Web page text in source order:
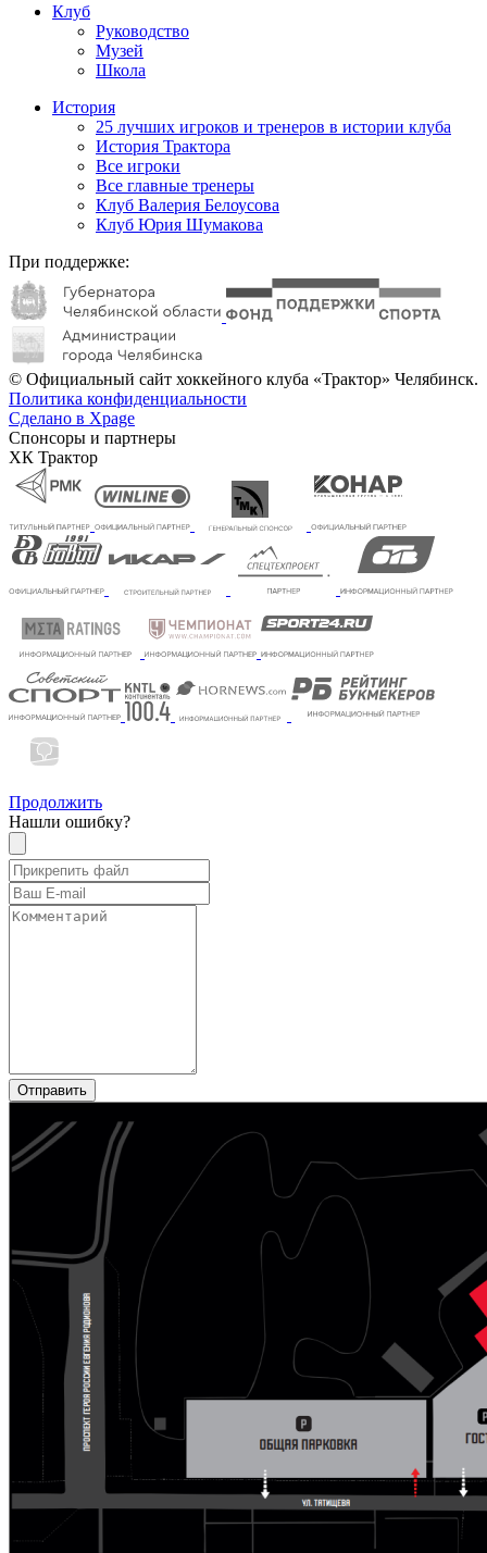
Клуб
Руководство
Музей
Школа
История
25 лучших игроков и тренеров в истории клуба
История Трактора
Все игроки
Все главные тренеры
Клуб Валерия Белоусова
Клуб Юрия Шумакова
При поддержке:
© Официальный сайт хоккейного клуба «Трактор» Челябинск.
Политика конфиденциальности
Сделано в Xpage
Спонсоры и партнеры
ХК Трактор
Продолжить
Нашли ошибку?